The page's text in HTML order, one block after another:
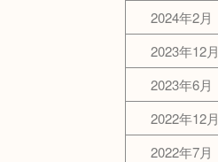
2024年2月
2023年12月
2023年6月
2022年12月
2022年7月